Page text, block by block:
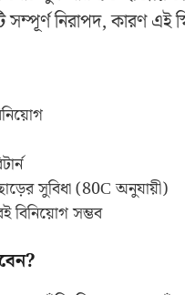
সম্পূর্ণ নিরাপদ, কারণ এই
সুবিধা (80C অনুযায়ী)
বিনিয়োগ সম্ভব